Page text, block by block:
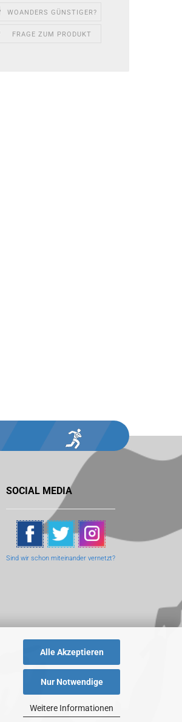
Alle Akzeptieren
Nur Notwendige
Weitere Informationen
WOANDERS GÜNSTIGER?
FRAGE ZUM PRODUKT
SOCIAL MEDIA
Sind wir schon miteinander vernetzt?